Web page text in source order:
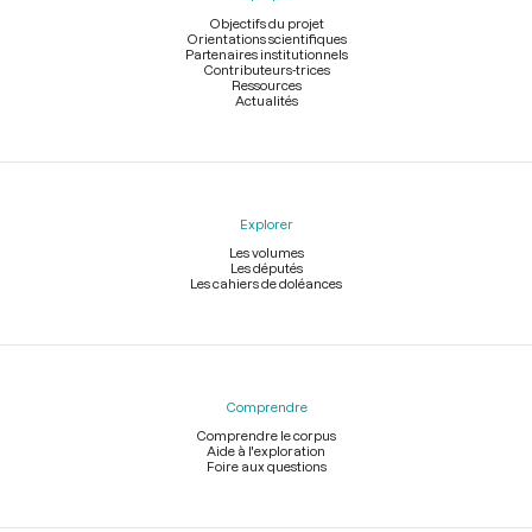
Objectifs du projet
Orientations scientifiques
Partenaires institutionnels
Contributeurs-trices
Ressources
Actualités
Explorer
Les volumes
Les députés
Les cahiers de doléances
Comprendre
Comprendre le corpus
Aide à l'exploration
Foire aux questions